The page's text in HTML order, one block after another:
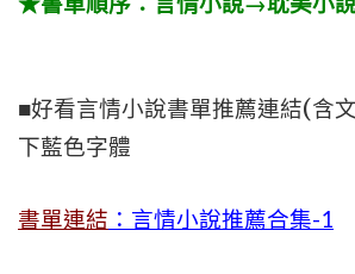
■好看言情小說書單推薦連結(含
下藍色字體
書單連結 ：言情小說推薦合集-1